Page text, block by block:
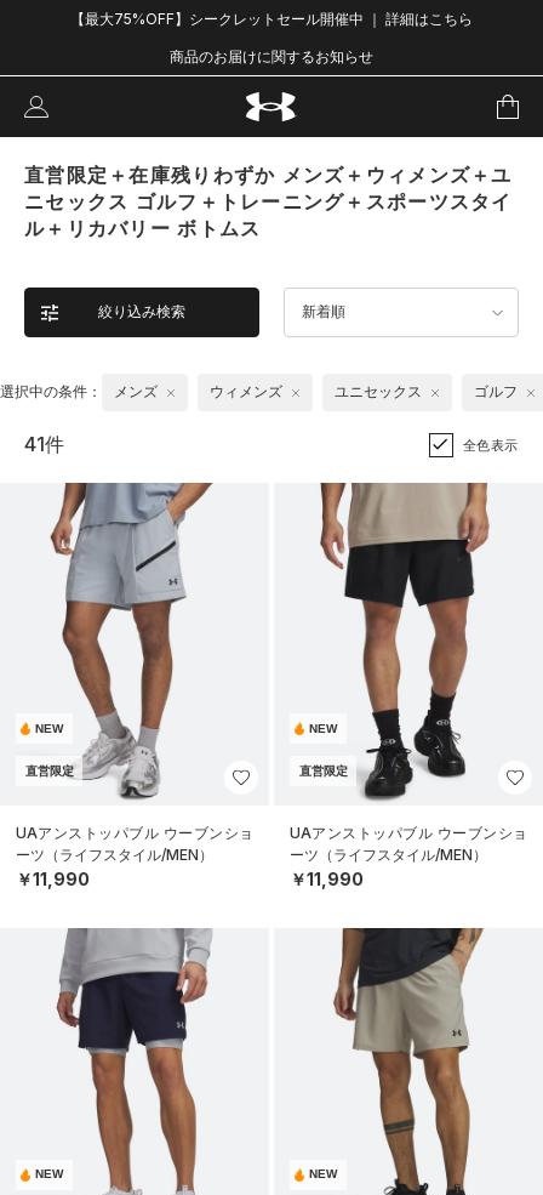
【最大75%OFF】シークレットセール開催中 ｜ 詳細はこちら
商品のお届けに関するお知らせ
直営限定＋在庫残りわずか メンズ＋ウィメンズ＋ユ
ニセックス ゴルフ＋トレーニング＋スポーツスタイ
ル＋リカバリー ボトムス
絞り込み検索 新着順
選択中の条件： メンズ ウィメンズ ユニセックス ゴルフ
41件 全色表示
NEW
直営限定
UAアンストッパブル ウーブンショ
ーツ（ライフスタイル/MEN）
￥11,990
NEW
直営限定
UAアンストッパブル ウーブンショ
ーツ（ライフスタイル/MEN）
￥11,990
NEW NEW